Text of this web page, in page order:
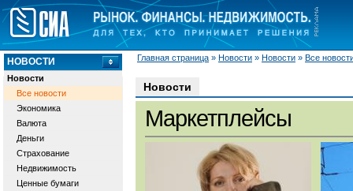
Главная страница » Новости » Новости » Все
НОВОСТИ
Новости
Все новости
Экономика
Валюта
Деньги
Страхование
Недвижимость
Ценные бумаги
Новости
Маркетплейсы